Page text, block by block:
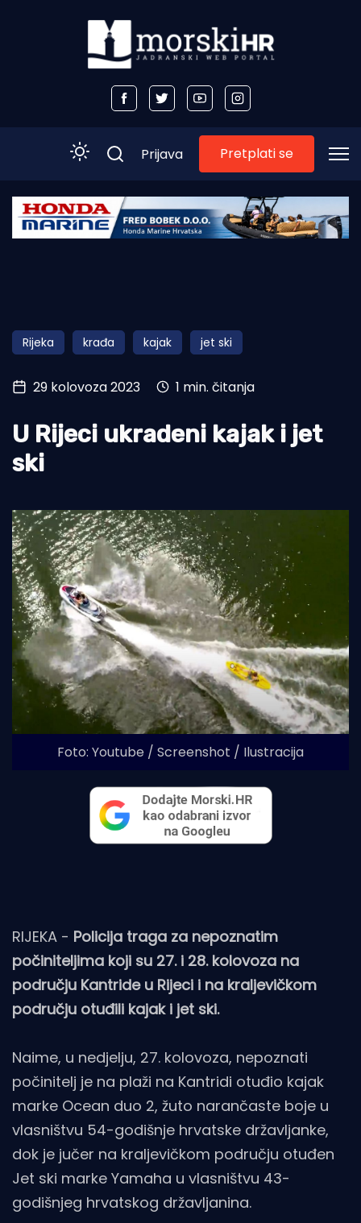
Početna
Obala
Otoci
Turizam i nautika
Pomorstvo
Ribolov
Tradicija i kultura
Prijava Pretplati se
Rijeka krađa kajak jet ski
29 kolovoza 2023 1 min. čitanja
U Rijeci ukradeni kajak i jet
ski
Foto: Youtube / Screenshot / Ilustracija
RIJEKA - Policija traga za nepoznatim
počiniteljima koji su 27. i 28. kolovoza na
području Kantride u Rijeci i na kraljevičkom
području otuđili kajak i jet ski.
Naime, u nedjelju, 27. kolovoza, nepoznati
počinitelj je na plaži na Kantridi otuđio kajak
marke Ocean duo 2, žuto narančaste boje u
vlasništvu 54-godišnje hrvatske državljanke,
dok je jučer na kraljevičkom području otuđen
Jet ski marke Yamaha u vlasništvu 43-
godišnjeg hrvatskog državljanina.